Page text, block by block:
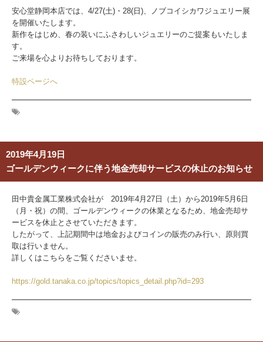
安心堂静岡本店では、4/27(土)・28(日)、ノブコイシカワジュエリー展
を開催いたします。
新作をはじめ、春の装いにふさわしいジュエリーのご提案もいたしま
す。
ご来場を心よりお待ちしております。
特設ページへ
2019年4月19日
ゴールデンウィークに伴う地金売却サービスの休止のお知らせ
田中貴金属工業株式会社が 2019年4月27日（土）から2019年5月6日
（月・祝）の間、ゴールデンウィークの休業となるため、 地金売却サ
ービスを休止とさせていただきます。
したがって、上記期間中は地金およびコインの販売のみ行い、原則買
取は行いません。
詳しくはこちらをご覧くださいませ。
https://gold.tanaka.co.jp/topics/topics_detail.php?id=293